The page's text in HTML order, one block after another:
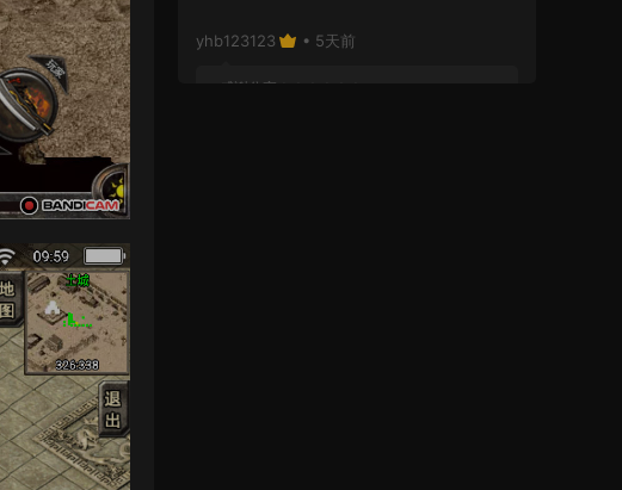
yhb123123 • 5天前
感謝分享！！！！！！